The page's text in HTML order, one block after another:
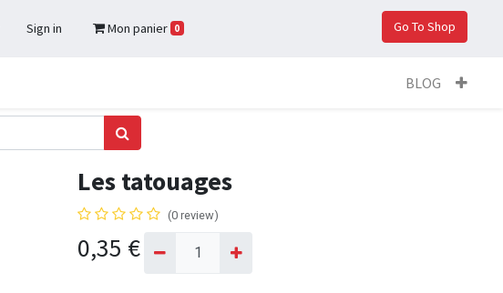
Sign in Mon panier 0 Go To Shop
BLOG
Les tatouages
(0 review)
0,35 €